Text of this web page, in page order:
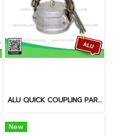
ALU QUICK COUPLING PART "DC" SIZE : 2.1/2"
New